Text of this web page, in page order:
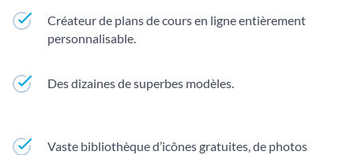
Créateur de plans de cours en ligne entièrement
personnalisable.
Des dizaines de superbes modèles.
Vaste bibliothèque d’icônes gratuites, de photos